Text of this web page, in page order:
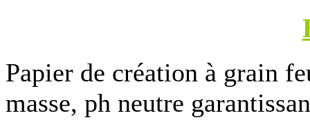
Papier de création à grain
masse, ph neutre